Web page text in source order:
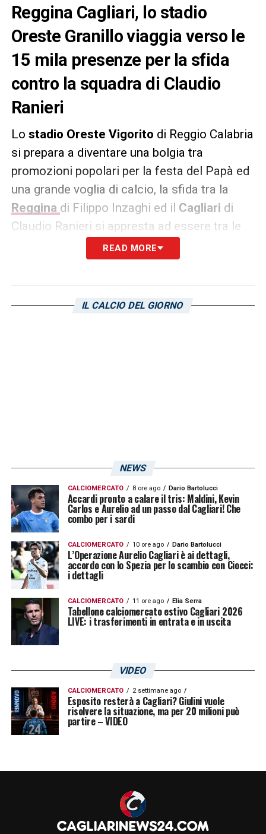
Reggina Cagliari, lo stadio
Oreste Granillo viaggia verso le
15 mila presenze per la sfida
contro la squadra di Claudio
Ranieri
Lo stadio Oreste Vigorito di Reggio Calabria
si prepara a diventare una bolgia tra
promozioni popolari per la festa del Papà ed
una grande voglia di calcio, la sfida tra la
Reggina di Filippo Inzaghi ed il Cagliari di
Claudio Ranieri si appresta ad essere tra le
partite più seguite della 30a giornata del
campionato di serie BKT 2022-2023.
base a quanto riferito dalla società di
LA PLAYLIST DELLE NOSTRE TOP NEWS
READ MORE
IL CALCIO DEL GIORNO
NEWS
CALCIOMERCATO 8 ore ago Dario Bartolucci
Accardi pronto a calare il tris: Maldini, Kevin
Carlos e Aurelio ad un passo dal Cagliari! Che
combo per i sardi
CALCIOMERCATO 10 ore ago Dario Bartolucci
L’Operazione Aurelio Cagliari è ai dettagli,
accordo con lo Spezia per lo scambio con Ciocci:
i dettagli
CALCIOMERCATO 11 ore ago Elia Serra
Tabellone calciomercato estivo Cagliari 2026
LIVE: i trasferimenti in entrata e in uscita
VIDEO
CALCIOMERCATO 2 settimane ago
Esposito resterà a Cagliari? Giulini vuole
risolvere la situazione, ma per 20 milioni può
partire – VIDEO